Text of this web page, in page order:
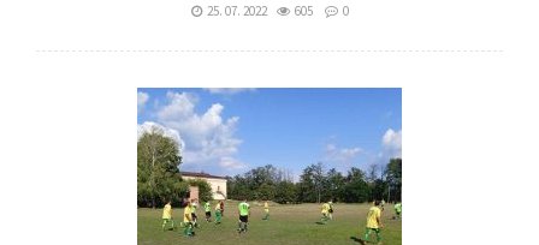
25. 07. 2022 605 0